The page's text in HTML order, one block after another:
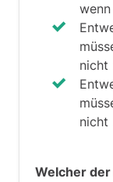
Sobald
Sänger →
nicht
nicht
Welcher